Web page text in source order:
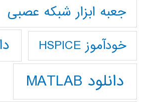
جعبه ابزار شبکه عصبی
خودآموز HSPICE
دانلود MATLAB